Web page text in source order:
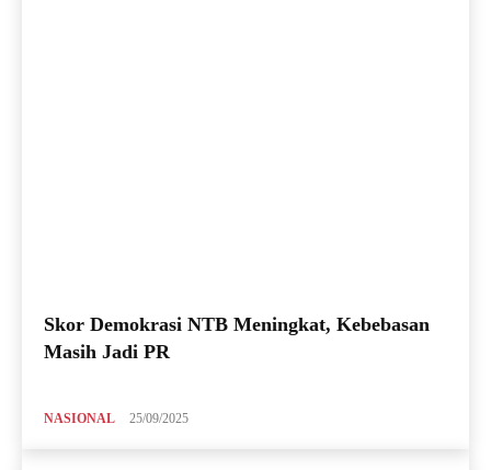
Skor Demokrasi NTB Meningkat, Kebebasan
Masih Jadi PR
NASIONAL 25/09/2025